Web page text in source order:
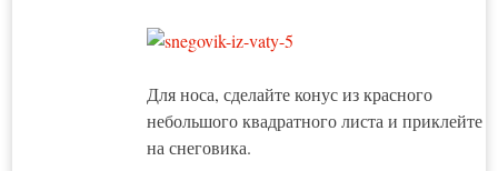
Для носа, сделайте конус из красного
небольшого квадратного листа и приклейте
на снеговика.